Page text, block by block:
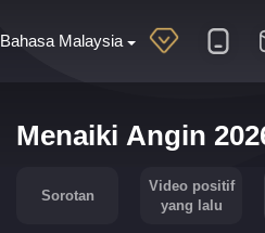
Bahasa Malaysia
Menaiki Angin
Sorotan
Video positif
yang lalu